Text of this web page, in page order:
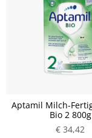
Aptamil Milch-
Bio 2 800g
€ 34,42